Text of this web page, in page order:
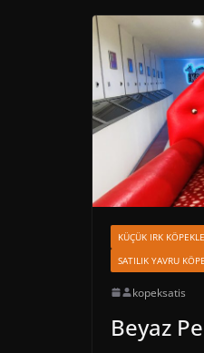
KÜÇÜK IRK
SATILIK YAVRU
kopeksatis
Beyaz